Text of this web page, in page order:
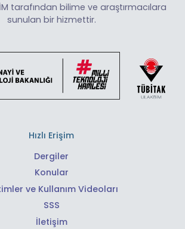
tarafından bilime ve araştırmacılara
sunulan bir hizmettir.
Hızlı Erişim
Dergiler
Konular
ve Kullanım Videoları
SSS
İletişim